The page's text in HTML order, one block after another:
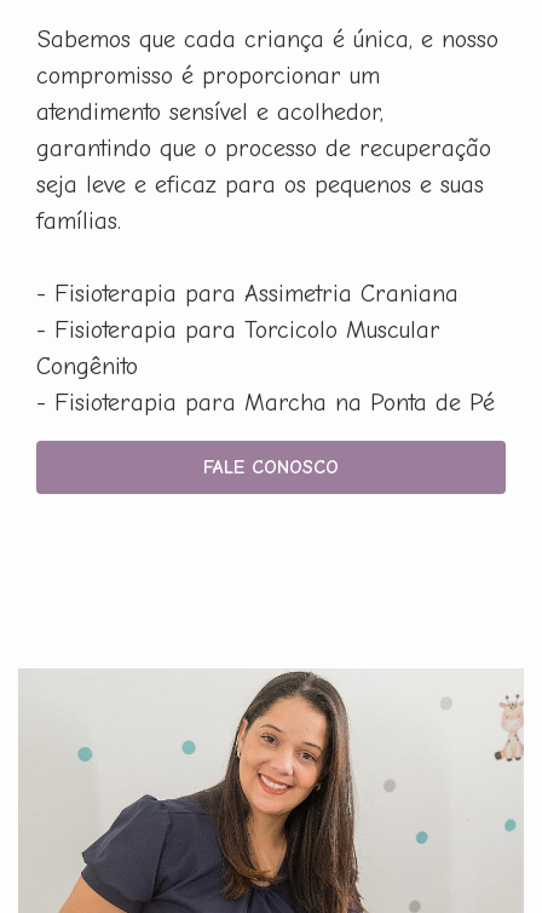
Sabemos que cada criança é única, e nosso
compromisso é proporcionar um
atendimento sensível e acolhedor,
garantindo que o processo de recuperação
seja leve e eficaz para os pequenos e suas
famílias.
- Fisioterapia para Assimetria Craniana
- Fisioterapia para Torcicolo Muscular
Congênito
- Fisioterapia para Marcha na Ponta de Pé
FALE CONOSCO